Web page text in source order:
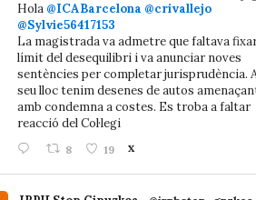
Hola @ICABarcelona @crivallejo
@Sylvie56417153
La magistrada va admetre que faltava
límit del desequilibri i va anunciar noves
sentències per completar jurisprudència.
seu lloc tenim desenes de autos
amb condemna a costes. Es troba a faltar
reacció del Col·legi
8 19 X